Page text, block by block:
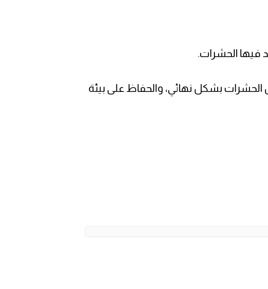
فيها الحشرات.
بشكل نهائي، والحفاظ على بيئة